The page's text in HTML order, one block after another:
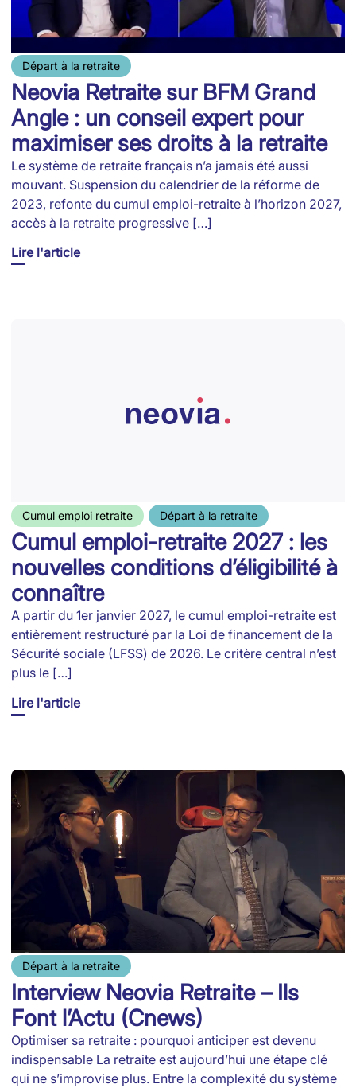
Départ à la retraite
Neovia Retraite sur BFM Grand
Angle : un conseil expert pour
maximiser ses droits à la retraite
Le système de retraite français n’a jamais été aussi
mouvant. Suspension du calendrier de la réforme de
2023, refonte du cumul emploi-retraite à l’horizon 2027,
accès à la retraite progressive […]
Lire l'article
Cumul emploi retraite Départ à la retraite
Cumul emploi-retraite 2027 : les
nouvelles conditions d’éligibilité à
connaître
A partir du 1er janvier 2027, le cumul emploi-retraite est
entièrement restructuré par la Loi de financement de la
Sécurité sociale (LFSS) de 2026. Le critère central n’est
plus le […]
Lire l'article
Départ à la retraite
Interview Neovia Retraite – Ils
Font l’Actu (Cnews)
Optimiser sa retraite : pourquoi anticiper est devenu
indispensable La retraite est aujourd’hui une étape clé
qui ne s’improvise plus. Entre la complexité du système